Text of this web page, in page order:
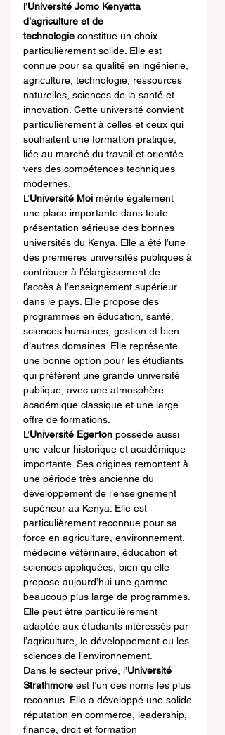
l’Université Jomo Kenyatta
d’agriculture et de
technologie constitue un choix
particulièrement solide. Elle est
connue pour sa qualité en ingénierie,
agriculture, technologie, ressources
naturelles, sciences de la santé et
innovation. Cette université convient
particulièrement à celles et ceux qui
souhaitent une formation pratique,
liée au marché du travail et orientée
vers des compétences techniques
modernes.
L’Université Moi mérite également
une place importante dans toute
présentation sérieuse des bonnes
universités du Kenya. Elle a été l’une
des premières universités publiques à
contribuer à l’élargissement de
l’accès à l’enseignement supérieur
dans le pays. Elle propose des
programmes en éducation, santé,
sciences humaines, gestion et bien
d’autres domaines. Elle représente
une bonne option pour les étudiants
qui préfèrent une grande université
publique, avec une atmosphère
académique classique et une large
offre de formations.
L’Université Egerton possède aussi
une valeur historique et académique
importante. Ses origines remontent à
une période très ancienne du
développement de l’enseignement
supérieur au Kenya. Elle est
particulièrement reconnue pour sa
force en agriculture, environnement,
médecine vétérinaire, éducation et
sciences appliquées, bien qu’elle
propose aujourd’hui une gamme
beaucoup plus large de programmes.
Elle peut être particulièrement
adaptée aux étudiants intéressés par
l’agriculture, le développement ou les
sciences de l’environnement.
Dans le secteur privé, l’Université
Strathmore est l’un des noms les plus
reconnus. Elle a développé une solide
réputation en commerce, leadership,
finance, droit et formation